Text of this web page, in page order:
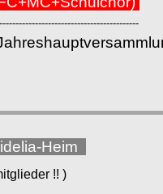
Heim
!! )